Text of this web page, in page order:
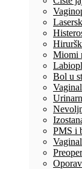
Miomi
Bol u
PMS i